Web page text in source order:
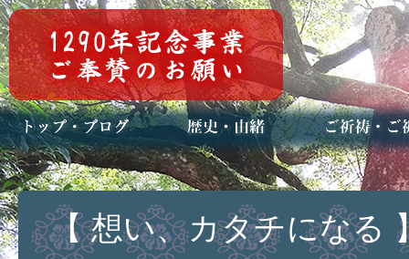
トップページ
ブログ(日々八百万)
お知らせ一覧 歴史・ご祭神
年中行事
メディア掲載 ご祈祷・ご祈
安産祈願
初宮参り
七五三詣
長寿のお祝い
神前結婚式
厄祓い・方位
車のお祓い
地鎮祭
神葬祭（神式
【 想い、カタチになる